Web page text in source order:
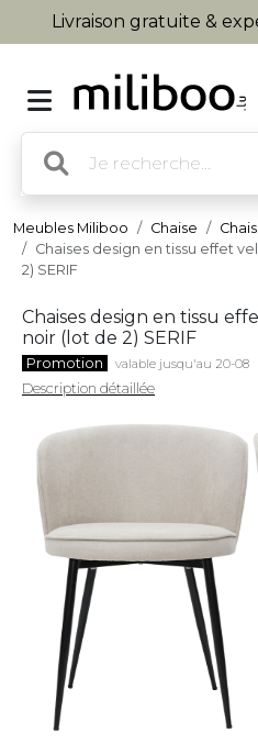
Livraison gratuite &
Meubles Miliboo Chaise
Chaises design en tissu effet
2) SERIF
Chaises design en tissu
noir (lot de 2) SERIF
Promotion valable jusqu'au 20-08
Description détaillée